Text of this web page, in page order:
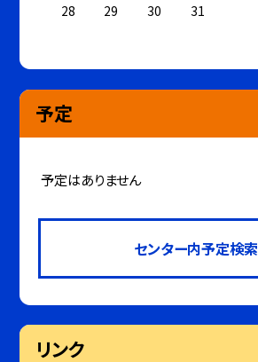
28
29 30 31
予定
予定はありません
センター内予定検索
リンク